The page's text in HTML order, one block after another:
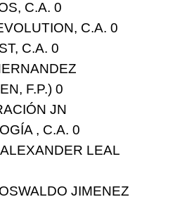
C.A. 0
C.A. 0
C.A. 0
F.P.) 0
JN
, C.A. 0
LEAL
JIMENEZ